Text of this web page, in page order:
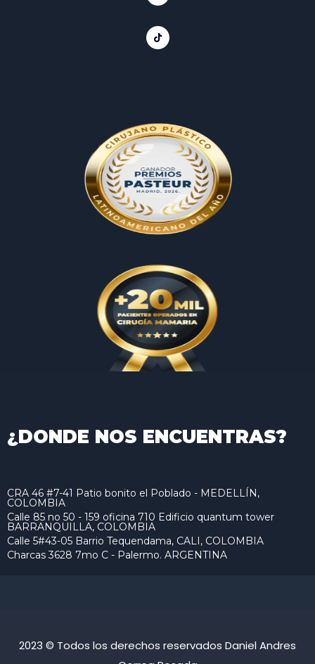
¿DONDE NOS ENCUENTRAS?
CRA 46 #7-41 Patio bonito el Poblado - MEDELLÍN,
COLOMBIA
Calle 85 no 50 - 159 oficina 710 Edificio quantum tower
BARRANQUILLA, COLOMBIA
Calle 5#43-05 Barrio Tequendama, CALI, COLOMBIA
Charcas 3628 7mo C - Palermo. ARGENTINA
2023 © Todos los derechos reservados Daniel Andres